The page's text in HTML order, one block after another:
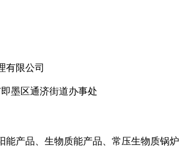
有限公司
墨区通济街道办事处
能产品、生物质能产品、常压生物质锅炉